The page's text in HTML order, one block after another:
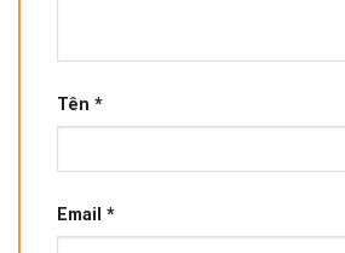
Tên *
Email *